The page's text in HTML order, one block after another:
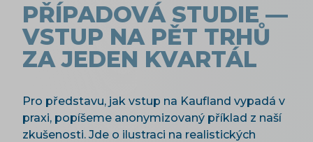
PŘÍPADOVÁ STUDIE —
VSTUP NA PĚT TRHŮ
ZA JEDEN KVARTÁL
Pro představu, jak vstup na Kaufland vypadá v
praxi, popíšeme anonymizovaný příklad z naší
zkušenosti. Jde o ilustraci na realistických